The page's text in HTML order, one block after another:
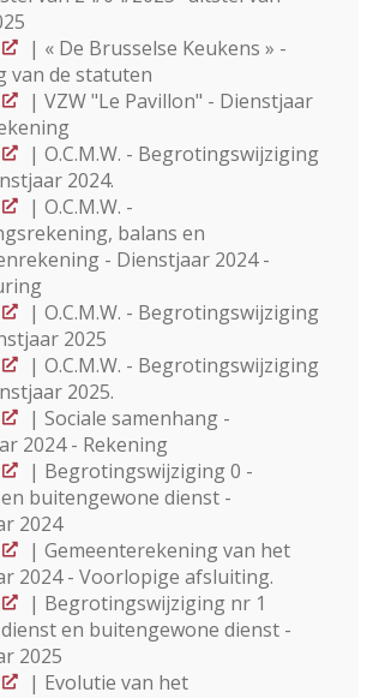
| « De Brusselse Keukens » -
van de statuten
| VZW "Le Pavillon" - Dienstjaar
| O.C.M.W. - Begrotingswijziging
2024.
| O.C.M.W. -
balans en
- Dienstjaar 2024 -
| O.C.M.W. - Begrotingswijziging
2025
| O.C.M.W. - Begrotingswijziging
2025.
| Sociale samenhang -
2024 - Rekening
| Begrotingswijziging 0 -
buitengewone dienst -
2024
| Gemeenterekening van het
2024 - Voorlopige afsluiting.
| Begrotingswijziging nr 1
en buitengewone dienst -
2025
| Evolutie van het